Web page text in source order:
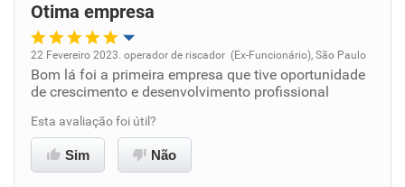
Otima empresa
Oportunidade de promoção
Ambiente de trabalho
Conciliação com a vida familiar
22 Fevereiro 2023. operador de riscador (Ex-Funcionário), São Paulo
Bom lá foi a primeira empresa que tive oportunidade
de crescimento e desenvolvimento profissional
Esta avaliação foi útil?
Sim Não